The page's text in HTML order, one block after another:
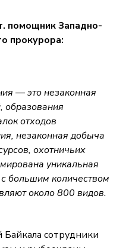
Западно-
прокурора:
— это незаконная
образования
отходов
незаконная добыча
охотничьих
уникальная
большим количеством
около 800 видов.
сотрудники